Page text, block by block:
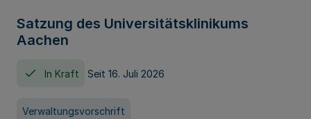
Satzung des Universitätsklinikums
Aachen
In Kraft Seit 16. Juli 2026
Verwaltungsvorschrift